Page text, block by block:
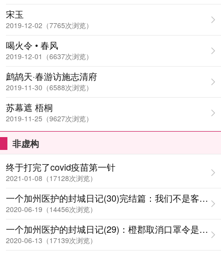
宋玉
2019-12-02（7765次浏览）
喝火令 • 春风
2019-12-01（6637次浏览）
鹧鸪天·春游访施志清府
2019-11-30（6588次浏览）
苏幕遮 梧桐
2019-11-25（9627次浏览）
非虚构
终于打完了covid疫苗第一针
2021-01-08（17128次浏览）
一个加州医护的封城日记(30)完结篇：我们不是客居
2020-06-19（14456次浏览）
一个加州医护的封城日记(29)：橙郡取消口罩令是因为
2020-06-13（17139次浏览）